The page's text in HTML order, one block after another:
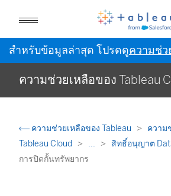
สำหรับข้อมูลล่าสุด โปรดดูความช่วยเหลือของ
ความช่วยเหลือของ Tableau
ความช่วยเหลือของ Tableau
ความ
Tableau Cloud
...
สิทธิ์อนุญาต
การปิดกั้นทรัพยากร